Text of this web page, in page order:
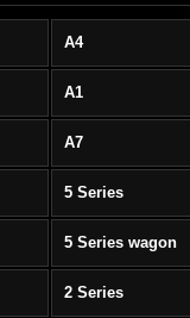
A4
A1
A7
5 Series
5 Series wagon
2 Series